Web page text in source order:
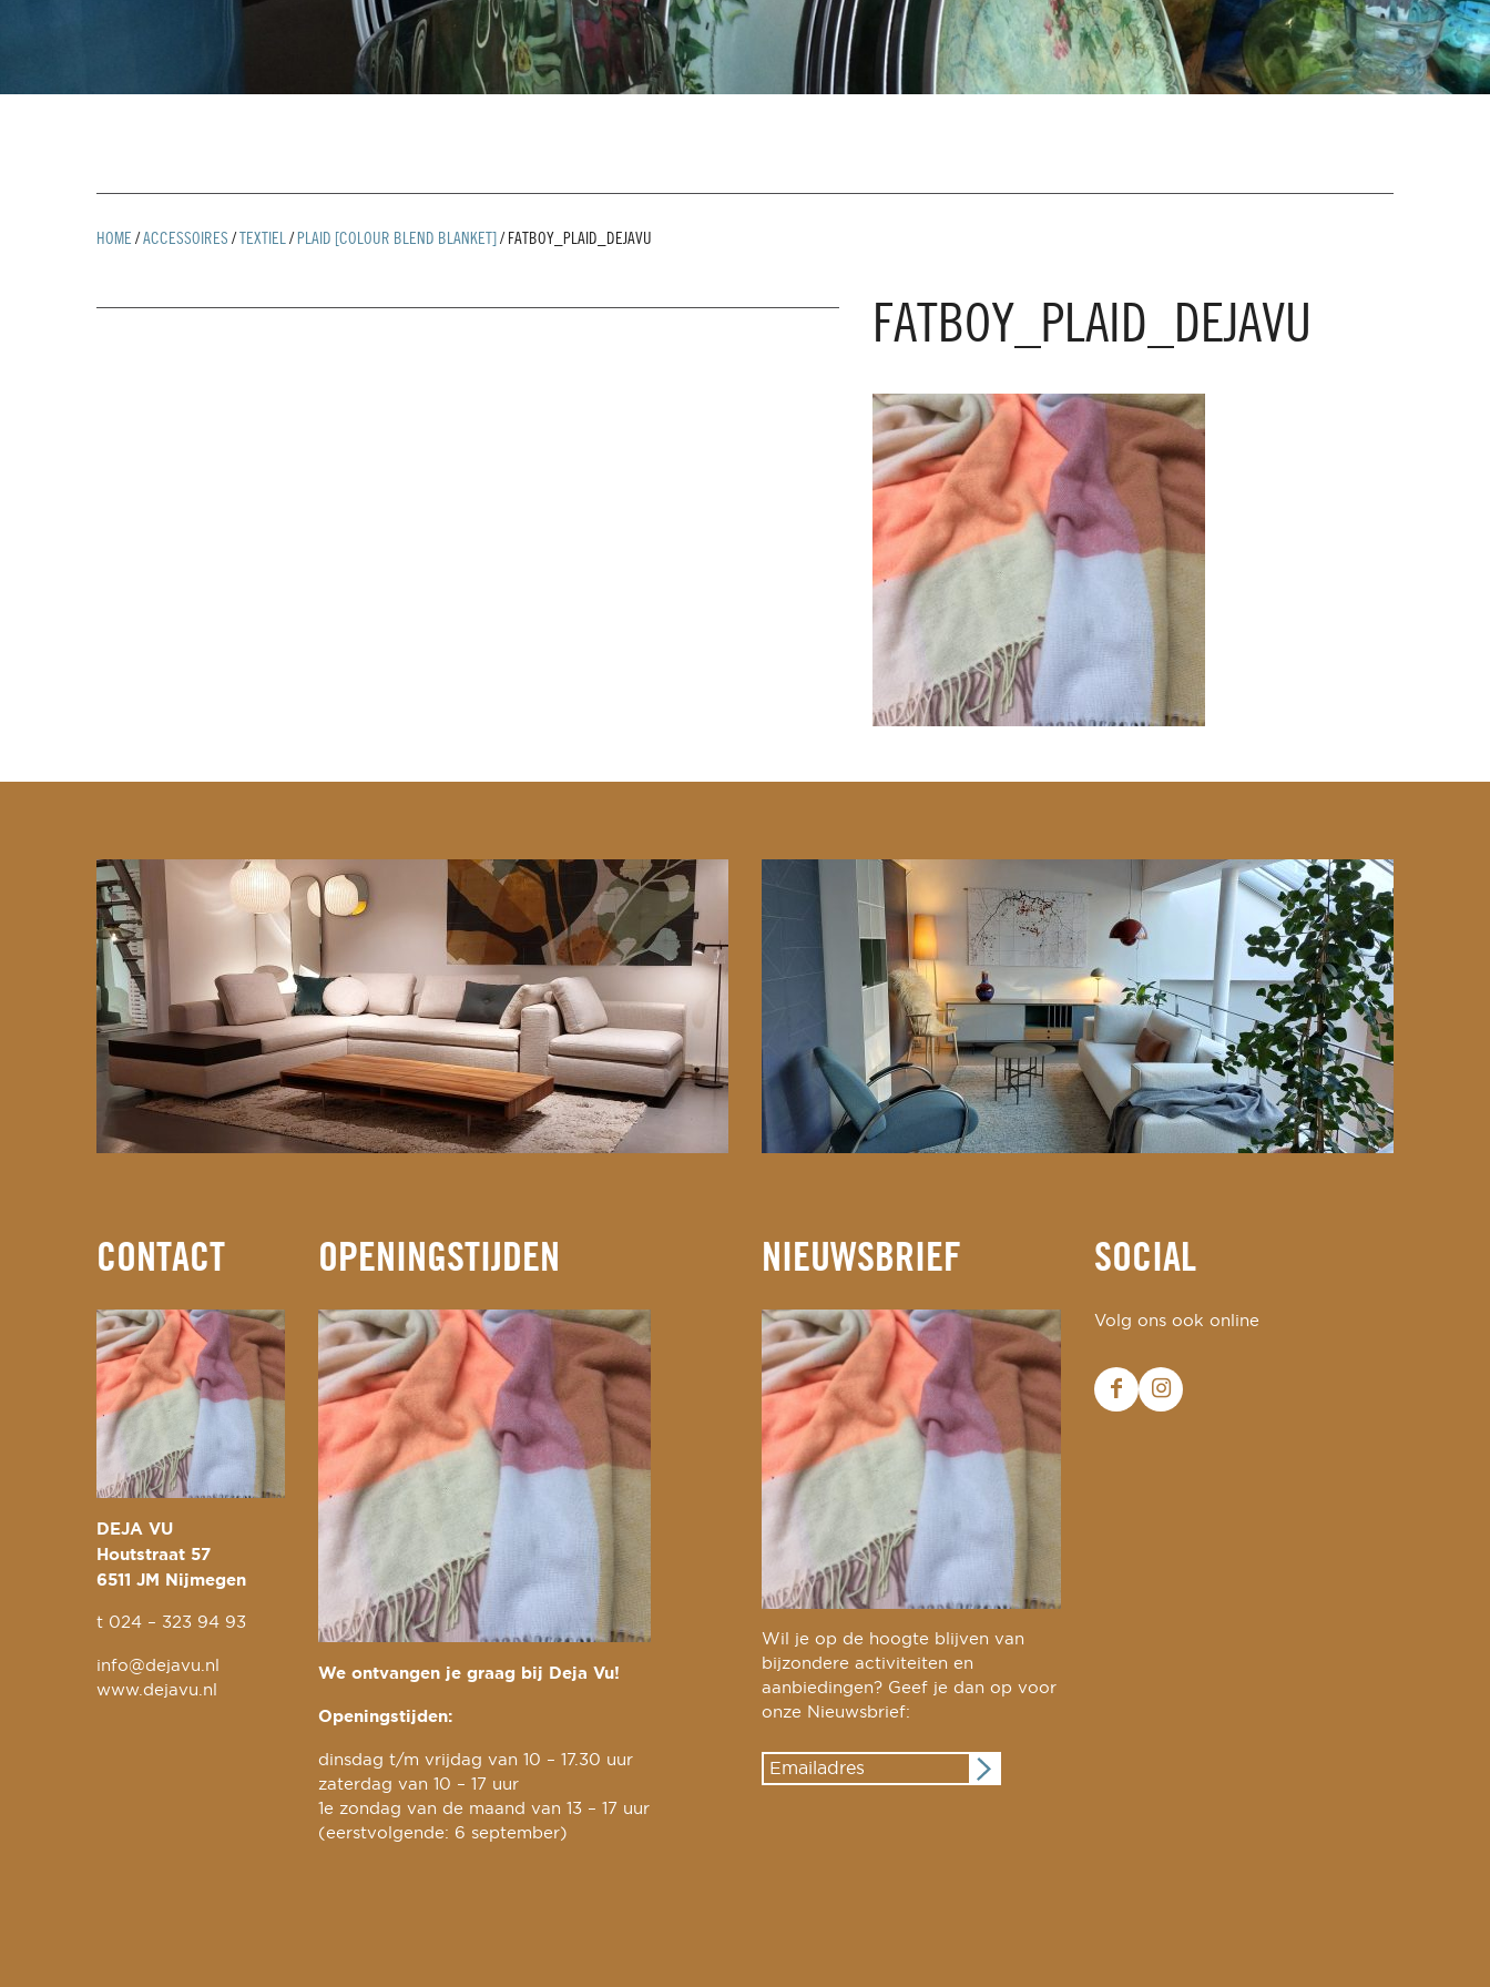
HOME / ACCESSOIRES / TEXTIEL / PLAID [COLOUR BLEND BLANKET] / FATBOY_PLAID_DEJAVU
FATBOY_PLAID_DEJAVU
CONTACT
DEJA VU
Houtstraat 57
6511 JM Nijmegen
t 024 – 323 94 93
info@dejavu.nl
www.dejavu.nl
OPENINGSTIJDEN
We ontvangen je graag bij Deja Vu!
Openingstijden:
dinsdag t/m vrijdag van 10 – 17.30 uur
zaterdag van 10 – 17 uur
1e zondag van de maand van 13 – 17 uur
(eerstvolgende: 6 september)
NIEUWSBRIEF
Wil je op de hoogte blijven van
bijzondere activiteiten en
aanbiedingen? Geef je dan op voor
onze Nieuwsbrief:
SOCIAL
Volg ons ook online